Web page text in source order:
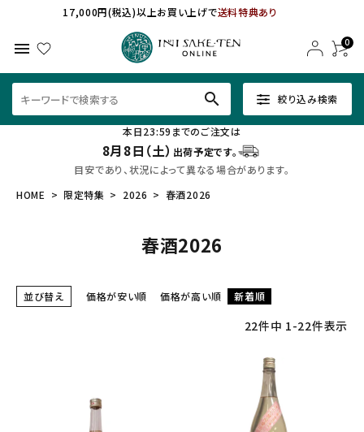
17,000円(税込)以上お買い上げで送料特典あり
menu 0
絞り込み検索
search
本日23:59までのご注文は
8月8日（土） 出荷予定です。
目安であり、状況によって異なる場合があります。
HOME
限定特集 2026 春酒2026
春酒2026
並び替え 価格が安い順 価格が高い順 新着順
22件中 1-22件表示